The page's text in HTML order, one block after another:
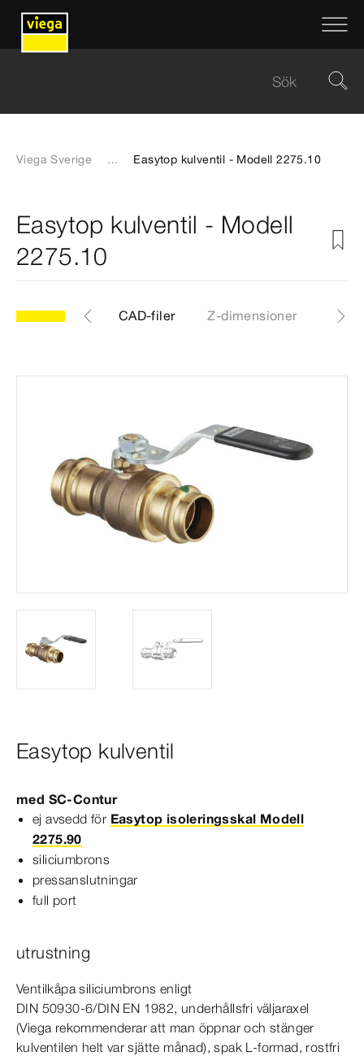
Viega Sverige ... Easytop kulventil - Modell 2275.10
Easytop kulventil - Modell
2275.10
Artiklar CAD-filer Z-dimensioner
Easytop kulventil
med SC‑Contur
ej avsedd för Easytop isoleringsskal Modell
2275.90
siliciumbrons
pressanslutningar
full port
utrustning
Ventilkåpa siliciumbrons enligt
DIN 50930‑6/DIN EN 1982, underhållsfri väljaraxel
(Viega rekommenderar att man öppnar och stänger
kulventilen helt var sjätte månad), spak L-​formad, rostfri